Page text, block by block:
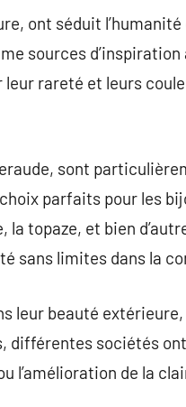
ont séduit l’humanité
sources
rareté et leurs
sont
parfaits pour les
la topaze, et bien
sans limites dans la
leur beauté
différentes sociétés
l’amélioration de la